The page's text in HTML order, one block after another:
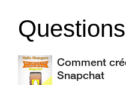
Comment
Snapchat